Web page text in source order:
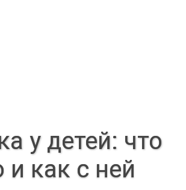
у детей: что
и как с ней